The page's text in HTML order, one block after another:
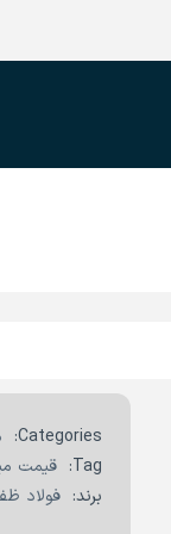
Categories:
Tag:
قیمت
برند: فولاد